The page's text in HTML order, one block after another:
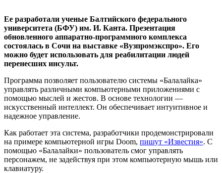
Ее разработали ученые Балтийского федерального
университета (БФУ) им. И. Канта. Презентация
обновленного аппаратно-программного комплекса
состоялась в Сочи на выставке «Вузпромэкспро». Его
можно будет использовать для реабилитации людей
перенесших инсульт.
Программа позволяет пользователю системы «Балалайка»
управлять различными компьютерными приложениями с
помощью мыслей и жестов. В основе технологии —
искусственный интеллект. Он обеспечивает интуитивное и
надежное управление.
Как работает эта система, разработчики продемонстрировали
на примере компьютерной игры Doom, пишут «Известия». С
помощью «Балалайки» пользователь смог управлять
персонажем, не задействуя при этом компьютерную мышь или
клавиатуру.